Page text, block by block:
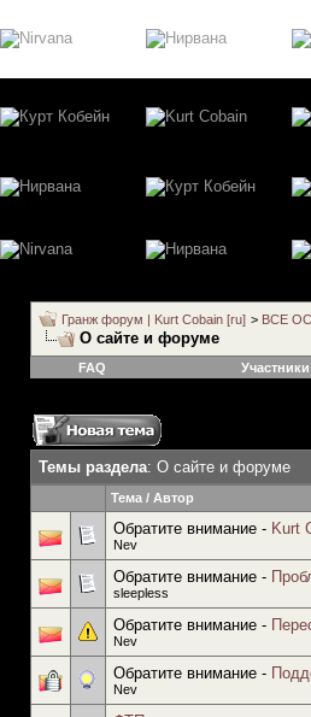
Гранж форум | Kurt Cobain [ru] > ВСЕ
О сайте и форуме
FAQ
Участники
Темы раздела: О сайте и форуме
Тема / Автор
Обратите внимание - Kurt
Nev
Обратите внимание -
sleepless
Обратите внимание -
Nev
Обратите внимание -
Nev